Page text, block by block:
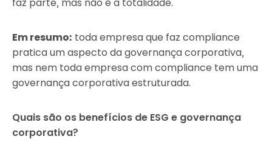
Em resumo: toda empresa que faz compliance
pratica um aspecto da governança corporativa,
mas nem toda empresa com compliance tem uma
governança corporativa estruturada.
Quais são os benefícios de ESG e governança
corporativa?